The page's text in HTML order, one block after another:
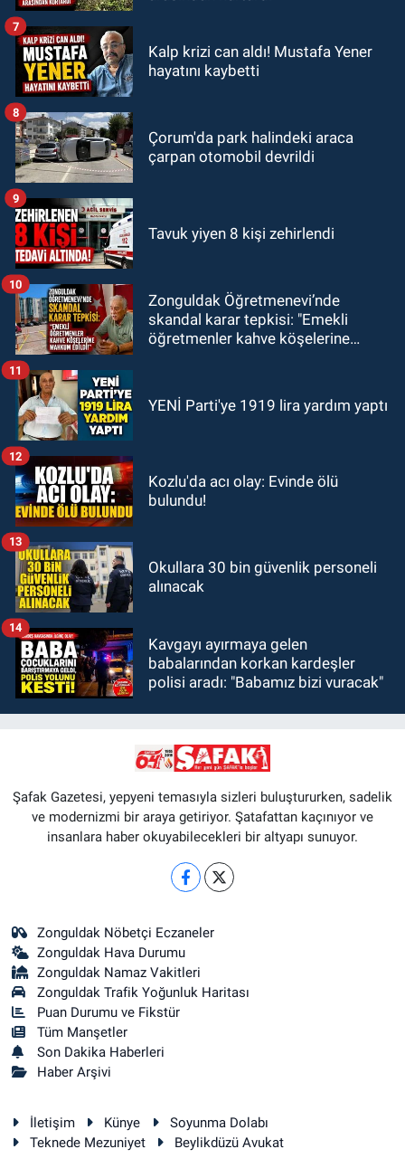
Kalp krizi can aldı! Mustafa Yener
hayatını kaybetti
7
Çorum'da park halindeki araca
çarpan otomobil devrildi
8
Tavuk yiyen 8 kişi zehirlendi
9
Zonguldak Öğretmenevi’nde
skandal karar tepkisi: "Emekli
öğretmenler kahve köşelerine
10
YENİ Parti'ye 1919 lira yardım yaptı
11
Kozlu'da acı olay: Evinde ölü
bulundu!
12
Okullara 30 bin güvenlik personeli
alınacak
13
Kavgayı ayırmaya gelen
babalarından korkan kardeşler
polisi aradı: "Babamız bizi vuracak"
14
Şafak Gazetesi, yepyeni temasıyla sizleri buluştururken, sadelik
ve modernizmi bir araya getiriyor. Şatafattan kaçınıyor ve
insanlara haber okuyabilecekleri bir altyapı sunuyor.
Zonguldak Nöbetçi Eczaneler
Zonguldak Hava Durumu
Zonguldak Namaz Vakitleri
Zonguldak Trafik Yoğunluk Haritası
Puan Durumu ve Fikstür
Tüm Manşetler
Son Dakika Haberleri
Haber Arşivi
İletişim Künye
Soyunma Dolabı
Teknede Mezuniyet
Beylikdüzü Avukat